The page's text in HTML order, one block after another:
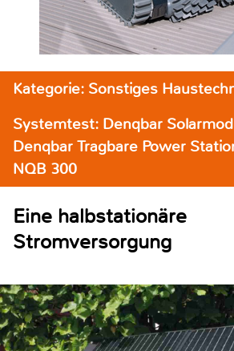
Kategorie: Sonstiges
Systemtest: Denqbar
Denqbar Tragbare Power
NQB 300
Eine halbstationäre
Stromversorgung